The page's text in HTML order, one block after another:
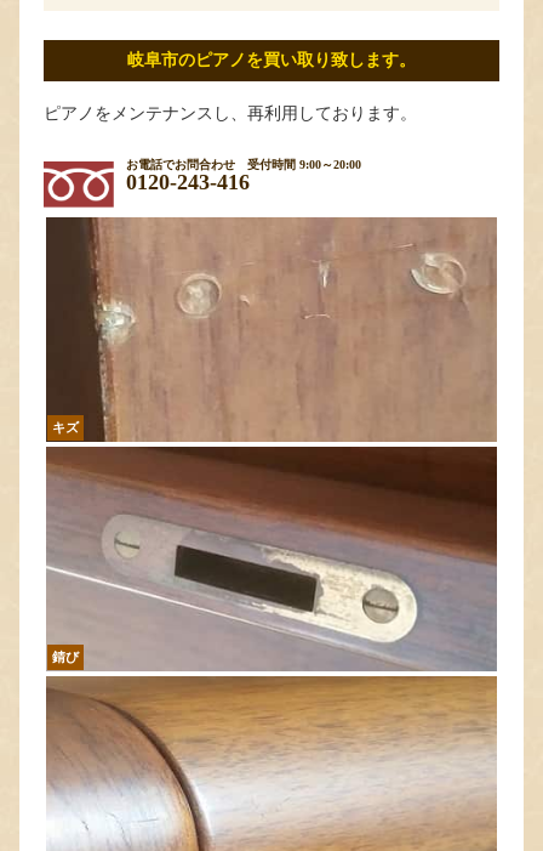
岐阜市のピアノを買い取り致します。
ピアノをメンテナンスし、再利用しております。
お電話でお問合わせ 受付時間 9:00～20:00
0120-243-416
キズ
錆び